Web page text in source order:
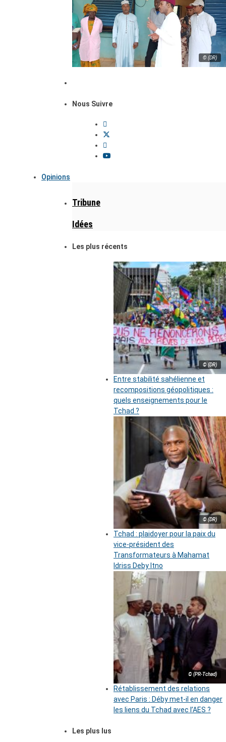
© (DR)
Nous Suivre
Opinions
Tribune
Idées
Les plus récents
© (DR)
Entre stabilité sahélienne et
recompositions géopolitiques :
quels enseignements pour le
Tchad ?
© (DR)
Tchad : plaidoyer pour la paix du
vice-président des
Transformateurs à Mahamat
Idriss Deby Itno
© (PR-Tchad)
Rétablissement des relations
avec Paris : Déby met-il en danger
les liens du Tchad avec l’AES ?
Les plus lus